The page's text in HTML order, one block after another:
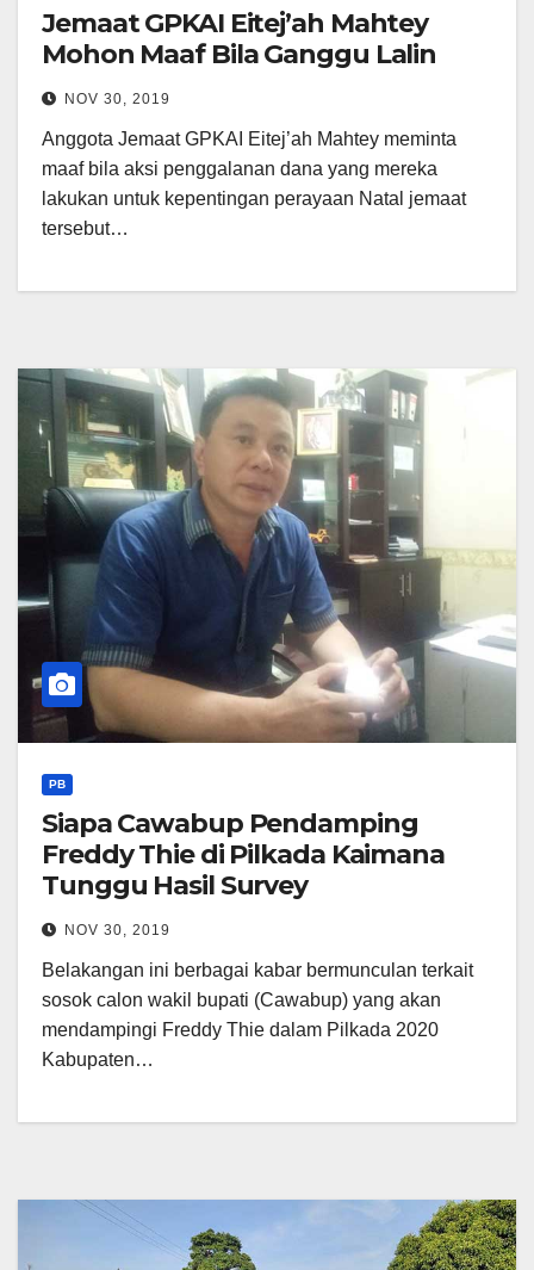
Jemaat GPKAI Eitej’ah Mahtey
Mohon Maaf Bila Ganggu Lalin
NOV 30, 2019
Anggota Jemaat GPKAI Eitej’ah Mahtey meminta
maaf bila aksi penggalanan dana yang mereka
lakukan untuk kepentingan perayaan Natal jemaat
tersebut…
PB
Siapa Cawabup Pendamping
Freddy Thie di Pilkada Kaimana
Tunggu Hasil Survey
NOV 30, 2019
Belakangan ini berbagai kabar bermunculan terkait
sosok calon wakil bupati (Cawabup) yang akan
mendampingi Freddy Thie dalam Pilkada 2020
Kabupaten…